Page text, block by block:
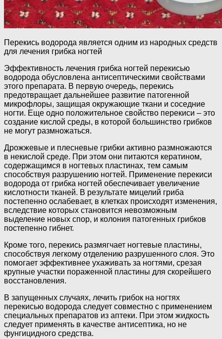
Перекись водорода является одним из народных средств
для лечения грибка ногтей
Эффективность лечения грибка ногтей перекисью
водорода обусловлена антисептическими свойствами
этого препарата. В первую очередь, перекись
предотвращает дальнейшее развитие патогенной
микрофлоры, защищая окружающие ткани и соседние
ногти. Еще одно положительное свойство перекиси – это
создание кислой среды, в которой большинство грибков
не могут размножаться.
Дрожжевые и плесневые грибки активно размножаются
в некислой среде. При этом они питаются кератином,
содержащимся в ногтевых пластинах, тем самым
способствуя разрушению ногтей. Применение перекиси
водорода от грибка ногтей обеспечивает увеличение
кислотности тканей. В результате мицелий гриба
постепенно ослабевает, в клетках происходят изменения,
вследствие которых становится невозможным
выделение новых спор, и колония патогенных грибков
постепенно гибнет.
Кроме того, перекись размягчает ногтевые пластины,
способствуя легкому отделению разрушенного слоя. Это
помогает эффективнее ухаживать за ногтями, срезая
крупные участки пораженной пластины для скорейшего
восстановления.
В запущенных случаях, лечить грибок на ногтях
перекисью водорода следует совместно с применением
специальных препаратов из аптеки. При этом жидкость
следует применять в качестве антисептика, но не
фунгицидного средства.